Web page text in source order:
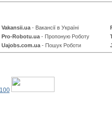
Vakansii.ua - Вакансії в Україні
Pro-Robotu.ua - Пропоную Роботу
Uajobs.com.ua - Пошук Роботи